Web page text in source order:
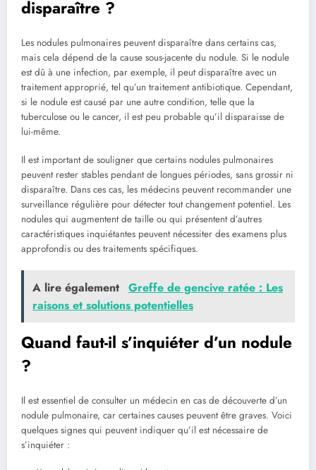
⁤disparaître ?
Les nodules pulmonaires⁢ peuvent‌ disparaître ⁣dans certains cas,
mais cela dépend ⁤de la cause sous-jacente du nodule. Si le nodule
est dû à une ⁤infection, par exemple, ⁣il peut⁢ disparaître avec un
traitement approprié, tel qu’un traitement antibiotique. Cependant,
​si le nodule est causé par une autre condition, telle que la
tuberculose ou le ⁤cancer, il est peu probable qu’il disparaisse de
lui-même.
Il ⁢est important de souligner que certains nodules pulmonaires
peuvent rester stables ‍pendant de⁢ longues ⁢périodes, sans grossir ni
disparaître.‍ Dans ces cas, les médecins peuvent recommander une
surveillance régulière pour détecter tout changement potentiel. ‍Les
nodules qui augmentent de taille ou qui présentent d’autres
caractéristiques inquiétantes peuvent nécessiter des ​examens plus
approfondis ou des traitements spécifiques.
A lire également Greffe de gencive ratée : Les
raisons ⁢et solutions⁤ potentielles
Quand faut-il s’inquiéter d’un ‍nodule
?
Il est essentiel de consulter ​un médecin⁤ en cas de découverte d’un
nodule pulmonaire, car certaines causes peuvent être graves. Voici
quelques signes qui peuvent indiquer qu’il est nécessaire⁢ de
s’inquiéter ⁢: